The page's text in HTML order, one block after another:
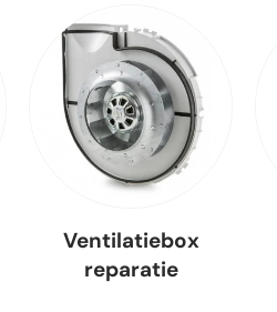
Ventilatiebox
reparatie